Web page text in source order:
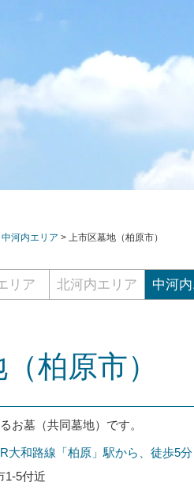
中河内エリア > 上市区墓地（柏原市）
リア 北河内エリア 中河
柏原市）
お墓（共同墓地）です。
大和路線「柏原」駅から、徒歩5分
1-5付近